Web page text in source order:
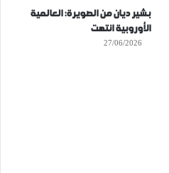
بشير ديان من الصويرة: العالمية
الأوروبية انتهت
27/06/2026